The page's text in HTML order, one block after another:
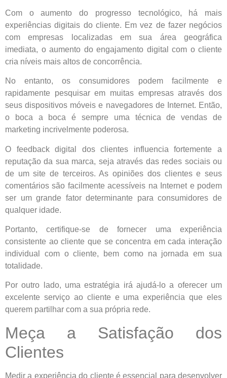
Com o aumento do progresso tecnológico, há mais
experiências digitais do cliente. Em vez de fazer negócios
com empresas localizadas em sua área geográfica
imediata, o aumento do engajamento digital com o cliente
cria níveis mais altos de concorrência.
No entanto, os consumidores podem facilmente e
rapidamente pesquisar em muitas empresas através dos
seus dispositivos móveis e navegadores de Internet. Então,
o boca a boca é sempre uma técnica de vendas de
marketing incrivelmente poderosa.
O feedback digital dos clientes influencia fortemente a
reputação da sua marca, seja através das redes sociais ou
de um site de terceiros. As opiniões dos clientes e seus
comentários são facilmente acessíveis na Internet e podem
ser um grande fator determinante para consumidores de
qualquer idade.
Portanto, certifique-se de fornecer uma experiência
consistente ao cliente que se concentra em cada interação
individual com o cliente, bem como na jornada em sua
totalidade.
Por outro lado, uma estratégia irá ajudá-lo a oferecer um
excelente serviço ao cliente e uma experiência que eles
querem partilhar com a sua própria rede.
Meça a Satisfação dos
Clientes
Medir a experiência do cliente é essencial para desenvolver